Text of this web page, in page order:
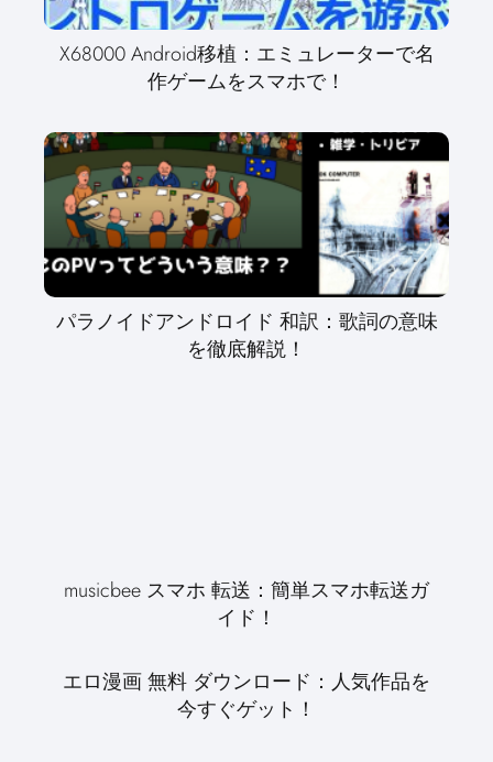
X68000 Android移植：エミュレーターで名
作ゲームをスマホで！
パラノイドアンドロイド 和訳：歌詞の意味
を徹底解説！
musicbee スマホ 転送：簡単スマホ転送ガ
イド！
エロ漫画 無料 ダウンロード：人気作品を
今すぐゲット！